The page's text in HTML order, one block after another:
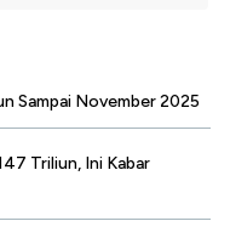
Sampai November 2025
Triliun, Ini Kabar